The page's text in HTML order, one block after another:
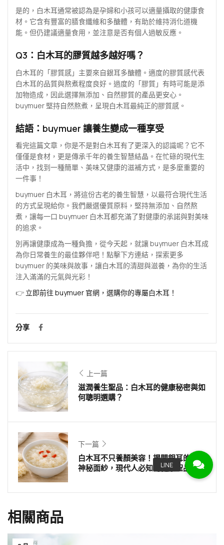
是的，白木耳通常被認為是孕婦和小孩可以適量攝取的健康食
材。它含有豐富的膳食纖維和多醣體，有助於維持消化道機
能。但仍建議適量食用，並注意是否有個人過敏反應。
Q3：白木耳的膠質越多越好嗎？
白木耳的「膠質感」主要來自銀耳多醣體。適度的膠質感代表
白木耳的品質與熬煮程度良好。過度的「膠質」有時可能是添
加物造成，因此選擇無添加、自然膠質的產品更安心。
buymuer 堅持自然熬煮，呈現白木耳最純正的膠質感。
結語：buymuer 讓養生變成一種享受
看完這篇文章，你是不是對白木耳有了更深入的認識呢？它不
僅僅是食材，更是傳承千年的養生智慧結晶。在忙碌的現代生
活中，找到一種簡單、美味又健康的滋補方式，是多麼重要的
一件事！
buymuer 白木耳，將這份古老的養生智慧，以最符合現代生活
的方式呈現給你。我們嚴選優質原料，堅持無添加、自然熬
煮，讓每一口 buymuer 白木耳都充滿了對健康的承諾與對美味
的追求。
別再讓健康成為一種負擔，從今天起，就讓 buymuer 白木耳成
為你日常養生的最佳夥伴吧！點擊下方連結，探索更多
buymuer 的美味與故事，讓白木耳的清甜與滋養，為你的生活
注入滿滿的元氣與光彩！
👉 立即前往 buymuer 官網，選購你的專屬白木耳！
分享
上一篇
滋潤養生聖品：白木耳的健康秘密與如
何聰明選購？
下一篇
白木耳不只養顏美容！揭開銀耳的養生
神秘面紗，現代人必知的健康聖品！
相關商品